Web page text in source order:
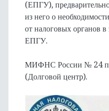
(ЕПГУ),
из него о
от налоговых органов
ЕПГУ.
МИФНС России № 24 по
(Долговой центр).